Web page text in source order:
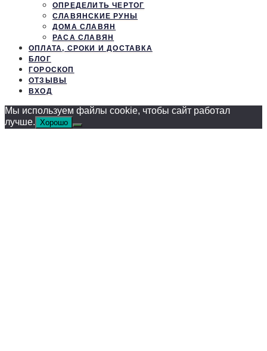
ОПРЕДЕЛИТЬ ЧЕРТОГ
СЛАВЯНСКИЕ РУНЫ
ДОМА СЛАВЯН
РАСА СЛАВЯН
ОПЛАТА, СРОКИ И ДОСТАВКА
БЛОГ
ГОРОСКОП
ОТЗЫВЫ
ВХОД
Мы используем файлы cookie, чтобы сайт работал
лучше. Хорошо